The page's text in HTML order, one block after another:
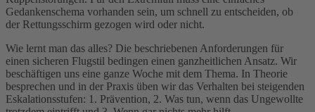
Gedankenschema vorhanden sein, um schnell zu entscheiden, ob
der Rettungsschirm gezogen wird oder nicht.
Wie lernt man das alles? Die beschriebenen Anforderungen für
einen sicheren Flugstil bedingen einen ganzheitlichen Ansatz. Wir
beschäftigen uns eine ganze Woche mit dem Thema. In Theorie
besprechen und in der Praxis üben wir das Verhalten bei steigenden
Eskalationsstufen: 1. Prävention, 2. Was tun, wenn das Ungewollte